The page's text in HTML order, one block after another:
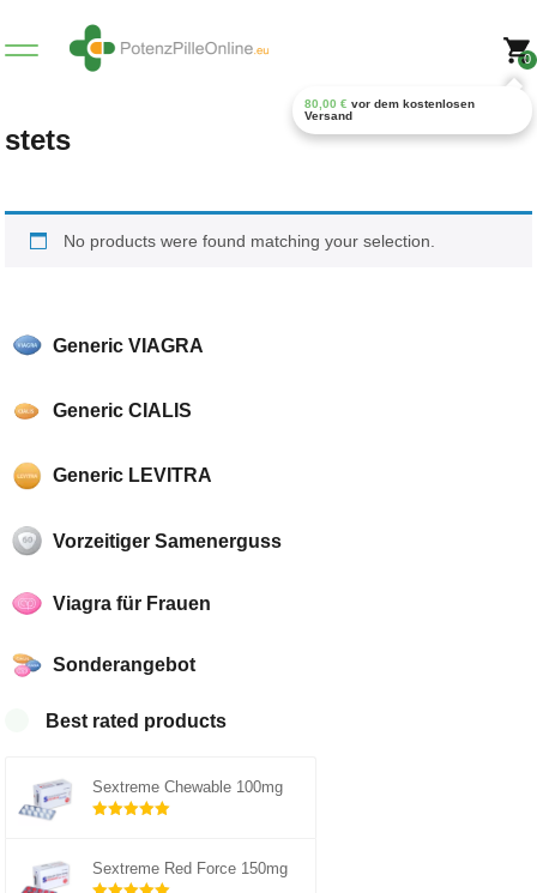
0
80,00 € vor dem kostenlosen
Versand
Generic VIAGRA
Generic CIALIS
Generic LEVITRA
Vorzeitiger Samenerguss
Viagra für Frauen
Sonderangebot
Best rated products
Sextreme Chewable 100mg
Sextreme Red Force 150mg
stets
No products were found matching your selection.